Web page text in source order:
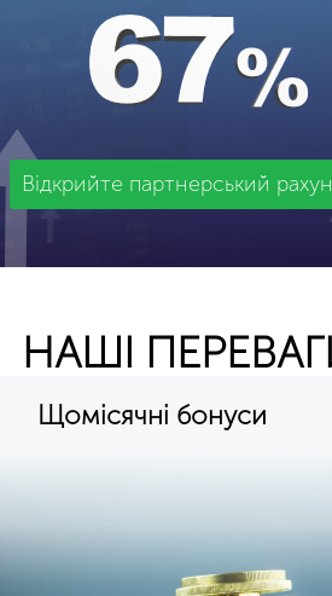
Відкрийте партнерський
НАШІ
Щомісячні бонуси